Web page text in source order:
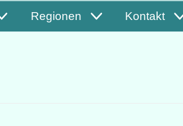
Regionen Kontakt